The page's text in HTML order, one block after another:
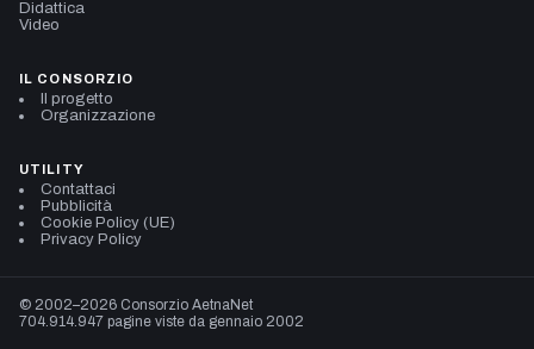
Didattica
Video
IL CONSORZIO
Il progetto
Organizzazione
UTILITY
Contattaci
Pubblicità
Cookie Policy (UE)
Privacy Policy
© 2002–2026 Consorzio AetnaNet
704.914.947 pagine viste da gennaio 2002